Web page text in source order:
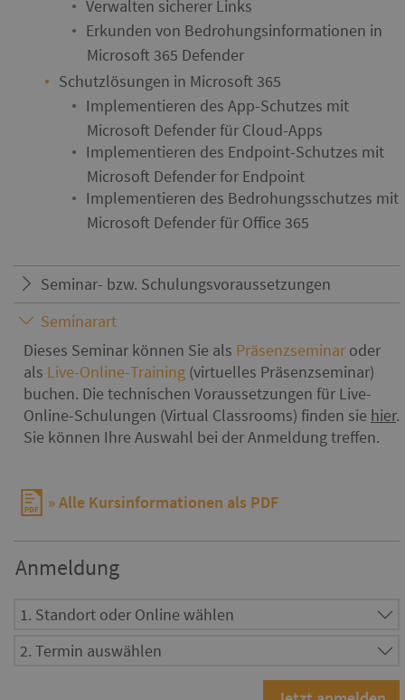
Verwalten sicherer Links
Erkunden von Bedrohungsinformationen in
Microsoft 365 Defender
Schutzlösungen in Microsoft 365
Implementieren des App-Schutzes mit
Microsoft Defender für Cloud-Apps
Implementieren des Endpoint-Schutzes mit
Microsoft Defender for Endpoint
Implementieren des Bedrohungsschutzes mit
Microsoft Defender für Office 365
Seminar- bzw. Schulungsvoraussetzungen
Seminarart
Dieses Seminar können Sie als Präsenzseminar oder
als Live-Online-Training (virtuelles Präsenzseminar)
buchen. Die technischen Voraussetzungen für Live-
Online-Schulungen (Virtual Classrooms) finden sie hier.
Sie können Ihre Auswahl bei der Anmeldung treffen.
Alle Kursinformationen als PDF
Anmeldung